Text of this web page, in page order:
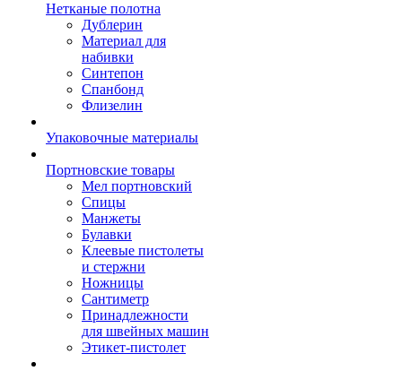
Нетканые полотна
Дублерин
Материал для
набивки
Синтепон
Спанбонд
Флизелин
Упаковочные материалы
Портновские товары
Мел портновский
Спицы
Манжеты
Булавки
Клеевые пистолеты
и стержни
Ножницы
Сантиметр
Принадлежности
для швейных машин
Этикет-пистолет